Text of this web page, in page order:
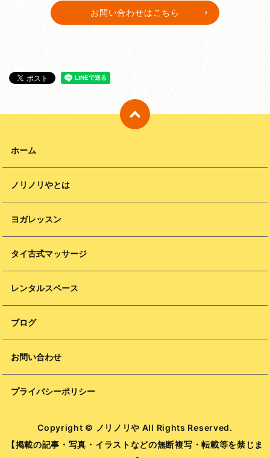
お問い合わせはこちら
ホーム
ノリノリやとは
ヨガレッスン
タイ古式マッサージ
レンタルスペース
ブログ
お問い合わせ
プライバシーポリシー
Copyright © ノリノリや All Rights Reserved.
【掲載の記事・写真・イラストなどの無断複写・転載等を禁じま